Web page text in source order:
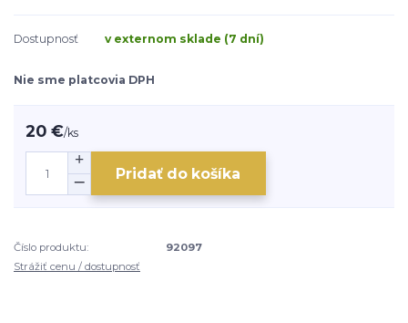
Dostupnosť v externom sklade (7 dní)
Nie sme platcovia DPH
20 €/ks
Pridať do košíka
Číslo produktu:
92097
Strážiť cenu / dostupnosť